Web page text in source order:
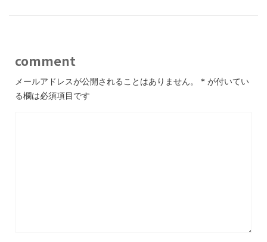
comment
メールアドレスが公開されることはありません。 * が付いてい
る欄は必須項目です